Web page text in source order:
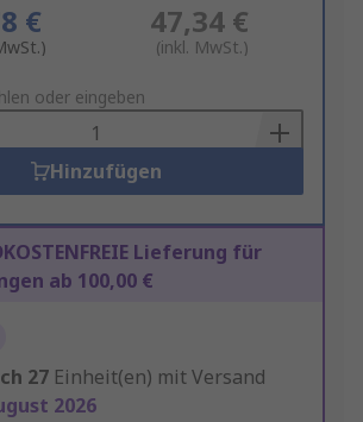
€ 47,34 €
(inkl. MwSt.)
oder eingeben
Hinzufügen
Lieferung für
ab 100,00 €
27 Einheit(en) mit Versand
2026